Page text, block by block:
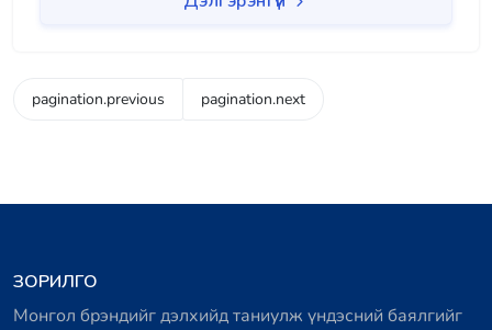
pagination.previous pagination.next
ЗОРИЛГО
Монгол брэндийг дэлхийд таниулж үндэсний баялгийг